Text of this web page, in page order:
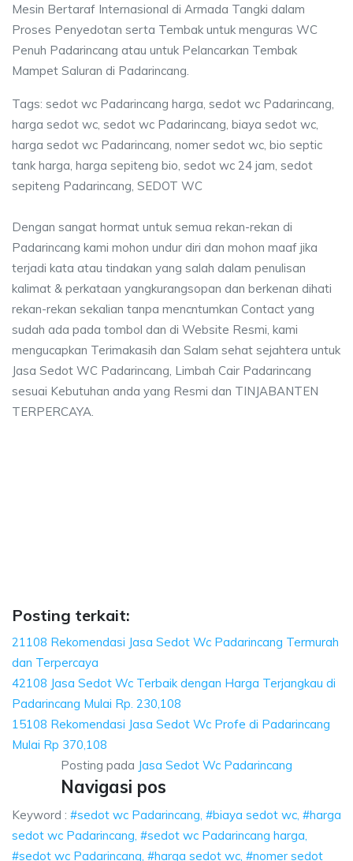
Mesin Bertaraf Internasional di Armada Tangki dalam
Proses Penyedotan serta Tembak untuk menguras WC
Penuh Padarincang atau untuk Pelancarkan Tembak
Mampet Saluran di Padarincang.
Tags: sedot wc Padarincang harga, sedot wc Padarincang,
harga sedot wc, sedot wc Padarincang, biaya sedot wc,
harga sedot wc Padarincang, nomer sedot wc, bio septic
tank harga, harga sepiteng bio, sedot wc 24 jam, sedot
sepiteng Padarincang, SEDOT WC
Dengan sangat hormat untuk semua rekan-rekan di
Padarincang kami mohon undur diri dan mohon maaf jika
terjadi kata atau tindakan yang salah dalam penulisan
kalimat & perkataan yangkurangsopan dan berkenan dihati
rekan-rekan sekalian tanpa mencntumkan Contact yang
sudah ada pada tombol dan di Website Resmi, kami
mengucapkan Terimakasih dan Salam sehat sejahtera untuk
Jasa Sedot WC Padarincang, Limbah Cair Padarincang
sesuai Kebutuhan anda yang Resmi dan TINJABANTEN
TERPERCAYA.
Posting terkait:
21108 Rekomendasi Jasa Sedot Wc Padarincang Termurah
dan Terpercaya
42108 Jasa Sedot Wc Terbaik dengan Harga Terjangkau di
Padarincang Mulai Rp. 230,108
15108 Rekomendasi Jasa Sedot Wc Profe di Padarincang
Mulai Rp 370,108
Posting pada Jasa Sedot Wc Padarincang
Navigasi pos
Keyword : #sedot wc Padarincang, #biaya sedot wc, #harga
sedot wc Padarincang, #sedot wc Padarincang harga,
#sedot wc Padarincang, #harga sedot wc, #nomer sedot